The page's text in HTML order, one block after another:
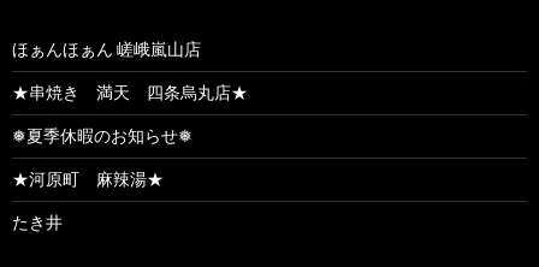
ほぁんほぁん 嵯峨嵐山店
★串焼き 満天 四条烏丸店★
❅夏季休暇のお知らせ❅
★河原町 麻辣湯★
たき井